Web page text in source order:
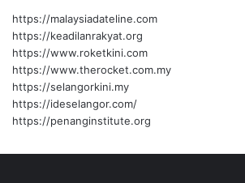
https://malaysiadateline.com
https://keadilanrakyat.org
https://www.roketkini.com
https://www.therocket.com.my
https://selangorkini.my
https://ideselangor.com/
https://penanginstitute.org